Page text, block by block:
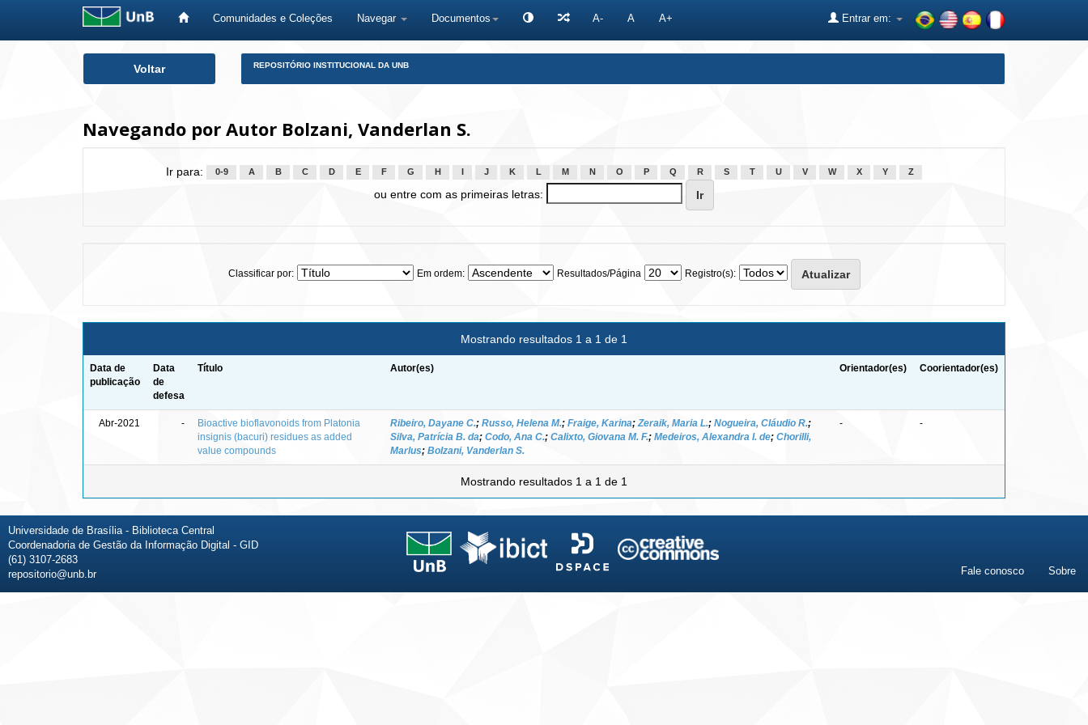
Comunidades e Coleções Navegar Documentos A- A A+ Entrar em:
Voltar REPOSITÓRIO INSTITUCIONAL DA UNB
Navegando por Autor Bolzani, Vanderlan S.
Ir para: 0-9 A B C D E F G H J K L M N O P Q R S T U V W X Y Z
ou entre com as primeiras letras:
Classificar por: Em ordem: Resultados/Página Registro(s):
Mostrando resultados 1 a 1 de 1
Data de
publicação
Data
de
defesa
Título Autor(es) Orientador(es) Coorientador(es)
Abr-2021 -
Bioactive bioflavonoids from Platonia
insignis (bacuri) residues as added
value compounds
Ribeiro, Dayane C.; Russo, Helena M.; Fraige, Karina; Zeraik, Maria L.; Nogueira, Cláudio R.;
Silva, Patrícia B. da; Codo, Ana C.; Calixto, Giovana M. F.; Medeiros, Alexandra I. de; Chorilli,
Marlus; Bolzani, Vanderlan S.
- -
Mostrando resultados 1 a 1 de 1
Universidade de Brasília - Biblioteca Central
Coordenadoria de Gestão da Informação Digital - GID
(61) 3107-2683
repositorio@unb.br
Fale conosco Sobre